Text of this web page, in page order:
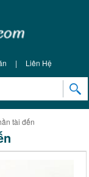
| Liên Hệ
tài đến